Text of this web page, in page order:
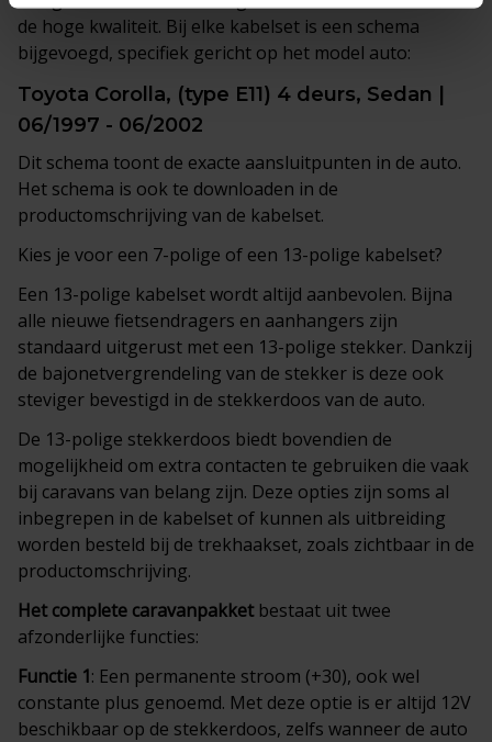
de hoge kwaliteit. Bij elke kabelset is een schema
bijgevoegd, specifiek gericht op het model auto:
Toyota Corolla, (type E11) 4 deurs, Sedan |
06/1997 - 06/2002
Dit schema toont de exacte aansluitpunten in de auto.
Het schema is ook te downloaden in de
productomschrijving van de kabelset.
Kies je voor een 7-polige of een 13-polige kabelset?
Een 13-polige kabelset wordt altijd aanbevolen. Bijna
alle nieuwe fietsendragers en aanhangers zijn
standaard uitgerust met een 13-polige stekker. Dankzij
de bajonetvergrendeling van de stekker is deze ook
steviger bevestigd in de stekkerdoos van de auto.
De 13-polige stekkerdoos biedt bovendien de
mogelijkheid om extra contacten te gebruiken die vaak
bij caravans van belang zijn. Deze opties zijn soms al
inbegrepen in de kabelset of kunnen als uitbreiding
worden besteld bij de trekhaakset, zoals zichtbaar in de
productomschrijving.
Het complete caravanpakketbestaat uit twee
afzonderlijke functies:
Functie 1: Een permanente stroom (+30), ook wel
constante plus genoemd. Met deze optie is er altijd 12V
beschikbaar op de stekkerdoos, zelfs wanneer de auto